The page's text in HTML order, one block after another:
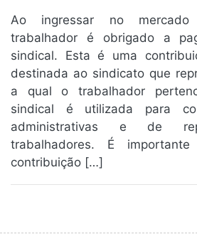
Ao ingressar no
trabalhador é obrigado a
sindical. Esta é uma
destinada ao sindicato que
a qual o trabalhador
sindical é utilizada para
administrativas e de
trabalhadores. É
contribuição […]